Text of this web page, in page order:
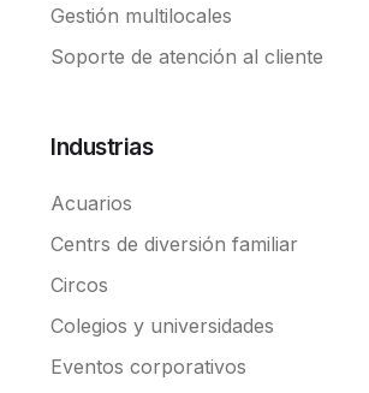
Gestión multilocales
Soporte de atención al cliente
Industrias
Acuarios
Centrs de diversión familiar
Circos
Colegios y universidades
Eventos corporativos